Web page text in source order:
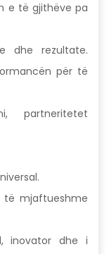
e të gjithëve pa
dhe rezultate.
për të
partneritetet
të mjaftueshme
inovator dhe i